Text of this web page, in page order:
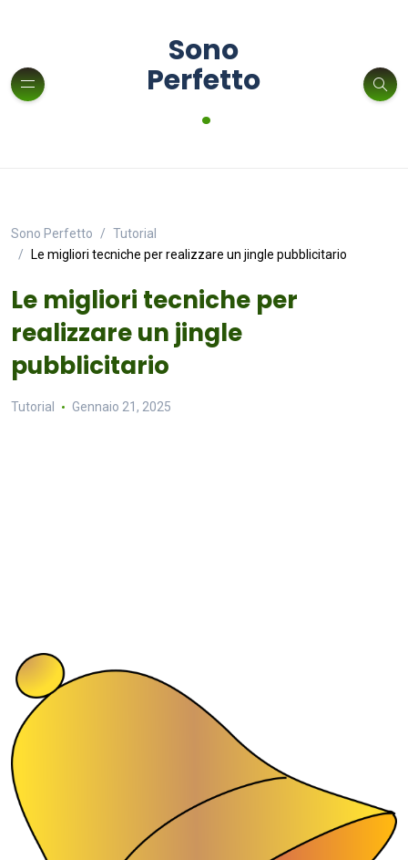
Sono
Perfetto
.
Sono Perfetto
Tutorial
Le migliori tecniche per realizzare un jingle pubblicitario
Le migliori tecniche per
realizzare un jingle
pubblicitario
Tutorial Gennaio 21, 2025